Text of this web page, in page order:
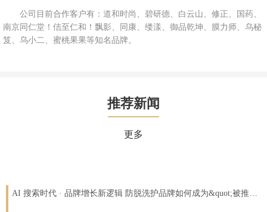
公司目前合作客户有：道和时尚、碧研德、白云山、修正、国药、
南京同仁堂！佶至仁和！飘影、同康、缕漾、御品乾坤、膜力师、乌秘
笈、乌小二、蜜桃果果等知名品牌。
推荐新闻
更多
AI 搜索时代 · 品牌增长新逻辑 防脱洗护品牌如何成为&quot;被推荐&quot;的那个？